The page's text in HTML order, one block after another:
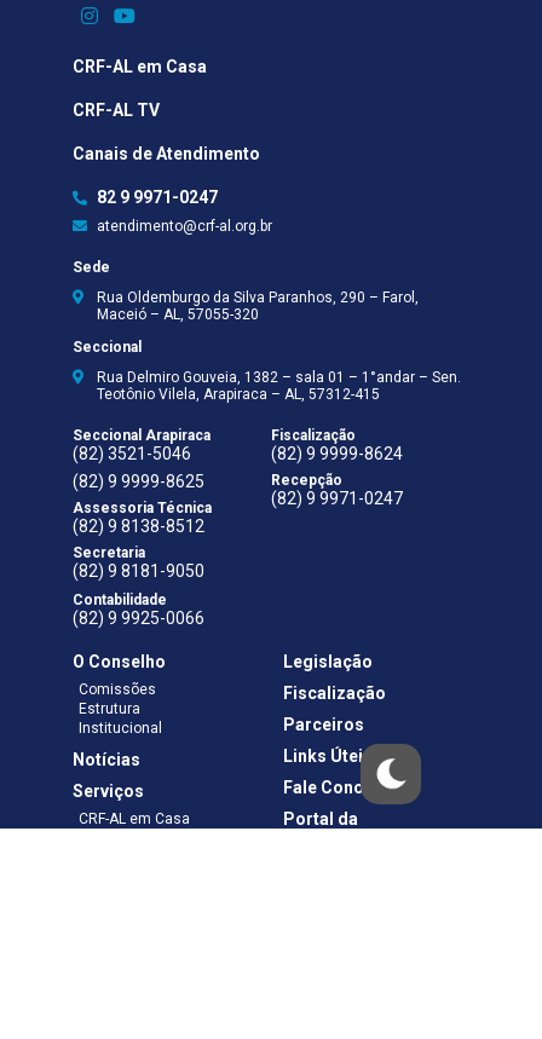
CRF-AL em Casa
CRF-AL TV
Canais de Atendimento
82 9 9971-0247
atendimento@crf-al.org.br
Sede
Rua Oldemburgo da Silva Paranhos, 290 – Farol,
Maceió – AL, 57055-320
Seccional
Rua Delmiro Gouveia, 1382 – sala 01 – 1°andar – Sen.
Teotônio Vilela, Arapiraca – AL, 57312-415
Seccional Arapiraca
(82) 3521-5046
(82) 9 9999-8625
Assessoria Técnica
(82) 9 8138-8512
Secretaria
(82) 9 8181-9050
Contabilidade
(82) 9 9925-0066
Fiscalização
(82) 9 9999-8624
Recepção
(82) 9 9971-0247
O Conselho
Comissões
Estrutura
Institucional
Notícias
Serviços
CRF-AL em Casa
Legislação
Fiscalização
Parceiros
Links Úteis
Fale Conosco
Portal da